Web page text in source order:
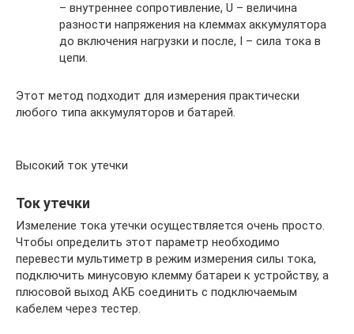
– внутреннее сопротивление, U – величина
разности напряжения на клеммах аккумулятора
до включения нагрузки и после, I – сила тока в
цепи.
Этот метод подходит для измерения практически
любого типа аккумуляторов и батарей.
Высокий ток утечки
Ток утечки
Измеление тока утечки осуществляется очень просто.
Чтобы определить этот параметр необходимо
перевести мультиметр в режим измерения силы тока,
подключить минусовую клемму батареи к устройству, а
плюсовой выход АКБ соединить с подключаемым
кабелем через тестер.